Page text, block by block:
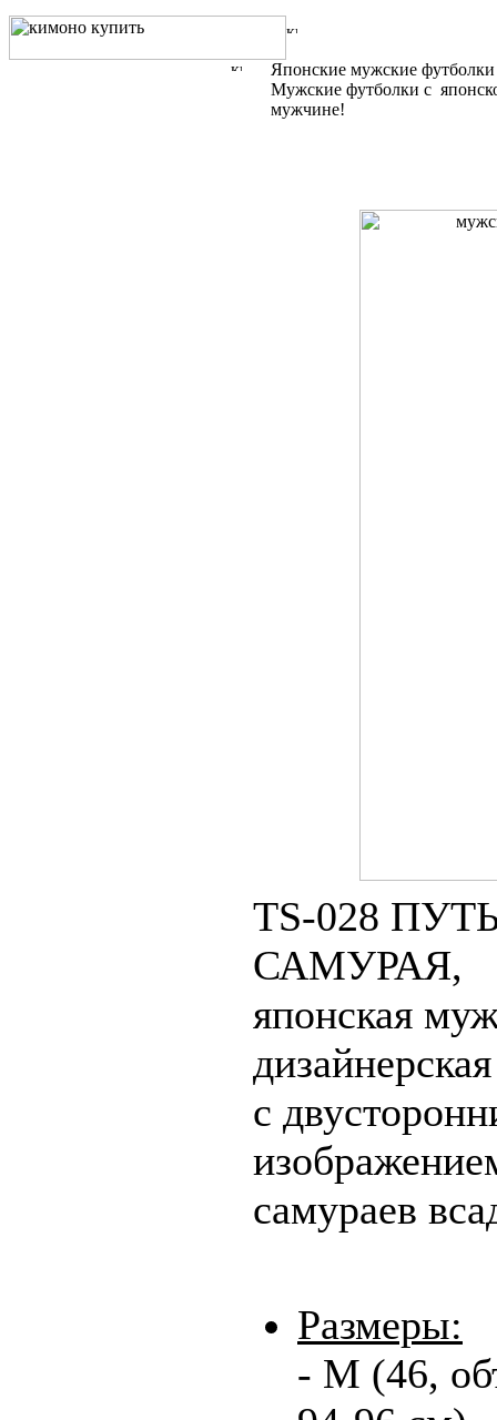
Японские мужские
Мужские футболки с
мужчине!
TS-028
САМУРАЯ,
японская
с
самураев
Размеры:
- М (46,